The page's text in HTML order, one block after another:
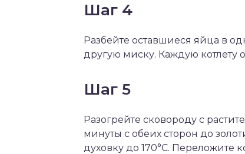
Шаг 4
Разбейте оставшиеся яйца в
другую миску. Каждую котлету
Шаг 5
Разогрейте сковороду с
минуты с обеих сторон до
духовку до 170°С. Переложите